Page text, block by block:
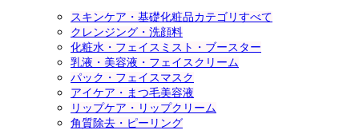
スキンケア・基礎化粧品カテゴリすべて
クレンジング・洗顔料
化粧水・フェイスミスト・ブースター
乳液・美容液・フェイスクリーム
パック・フェイスマスク
アイケア・まつ毛美容液
リップケア・リップクリーム
角質除去・ピーリング